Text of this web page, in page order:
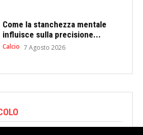
Come la stanchezza mentale
influisce sulla precisione...
Calcio 7 Agosto 2026